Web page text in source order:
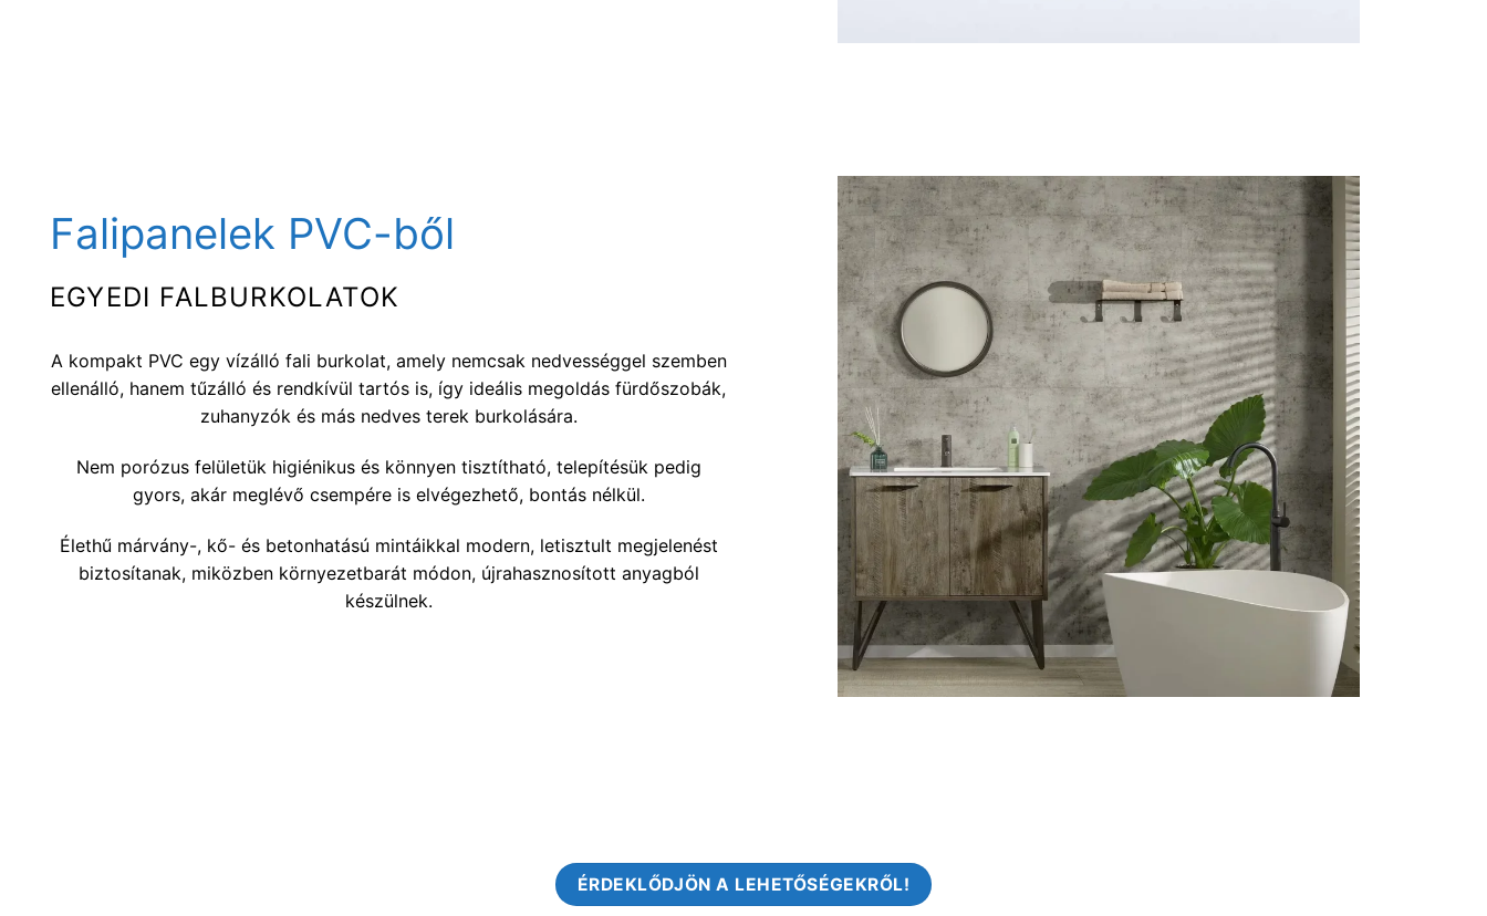
Falipanelek PVC-ből
EGYEDI FALBURKOLATOK
A kompakt PVC egy vízálló fali burkolat, amely nemcsak nedvességgel szemben
ellenálló, hanem tűzálló és rendkívül tartós is, így ideális megoldás fürdőszobák,
zuhanyzók és más nedves terek burkolására.
Nem porózus felületük higiénikus és könnyen tisztítható, telepítésük pedig
gyors, akár meglévő csempére is elvégezhető, bontás nélkül.
Élethű márvány-, kő- és betonhatású mintáikkal modern, letisztult megjelenést
biztosítanak, miközben környezetbarát módon, újrahasznosított anyagból
készülnek.
ÉRDEKLŐDJÖN A LEHETŐSÉGEKRŐL!